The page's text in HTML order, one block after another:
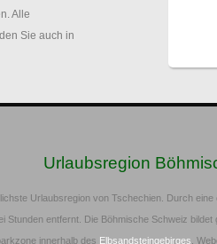
Alle
Sie auch in
Urlaubsregion
Urlaubsregion von Tschechien. Durch
Stunden entfernt. Die Böhmische Schweiz bildet
innerhalb des Elbsandsteingebirges .